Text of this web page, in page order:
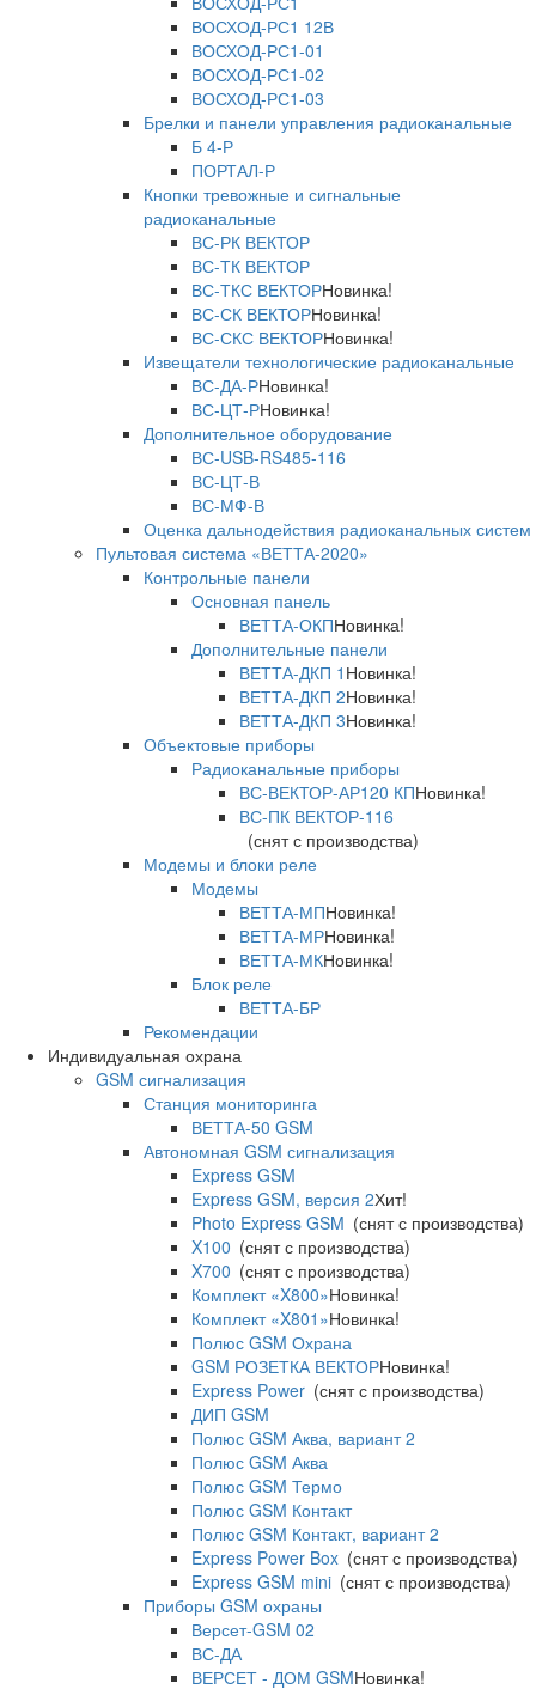
ВОСХОД-РС1 12В
ВОСХОД-РС1-01
ВОСХОД-РС1-02
ВОСХОД-РС1-03
Брелки и панели управления радиоканальные
Б 4-Р
ПОРТАЛ-Р
Кнопки тревожные и сигнальные
радиоканальные
ВС-РК ВЕКТОР
ВС-ТК ВЕКТОР
ВС-ТКС ВЕКТОРНовинка!
ВС-СК ВЕКТОРНовинка!
ВС-СКС ВЕКТОРНовинка!
Извещатели технологические радиоканальные
ВС-ДА-РНовинка!
ВС-ЦТ-РНовинка!
Дополнительное оборудование
ВС-USB-RS485-116
ВС-ЦТ-В
ВС-МФ-В
Оценка дальнодействия радиоканальных систем
Пультовая система «ВЕТТА-2020»
Контрольные панели
Основная панель
ВЕТТА-ОКПНовинка!
Дополнительные панели
ВЕТТА-ДКП 1 Новинка!
ВЕТТА-ДКП 2Новинка!
ВЕТТА-ДКП 3Новинка!
Объектовые приборы
Радиоканальные приборы
ВС-ВЕКТОР-АР120 КПНовинка!
ВС-ПК ВЕКТОР-116
(снят с производства)
Модемы и блоки реле
Модемы
ВЕТТА-МПНовинка!
ВЕТТА-МРНовинка!
ВЕТТА-МКНовинка!
Блок реле
ВЕТТА-БР
Рекомендации
Индивидуальная охрана
GSM сигнализация
Станция мониторинга
ВЕТТА-50 GSM
Автономная GSM сигнализация
Express GSM
Express GSM, версия 2Хит!
Photo Express GSM (снят с производства)
X100 (снят с производства)
X700 (снят с производства)
Комплект «X800»Новинка!
Комплект «X801»Новинка!
Полюс GSM Охрана
GSM РОЗЕТКА ВЕКТОРНовинка!
Express Power (снят с производства)
ДИП GSM
Полюс GSM Аква, вариант 2
Полюс GSM Аква
Полюс GSM Термо
Полюс GSM Контакт
Полюс GSM Контакт, вариант 2
Express Power Box (снят с производства)
Express GSM mini (снят с производства)
Приборы GSM охраны
Версет-GSM 02
ВС-ДА
ВЕРСЕТ - ДОМ GSMНовинка!